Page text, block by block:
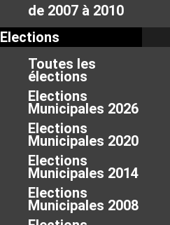
de 2007 à 2010
Elections
Toutes les
élections
Elections
Municipales 2026
Elections
Municipales 2020
Elections
Municipales 2014
Elections
Municipales 2008